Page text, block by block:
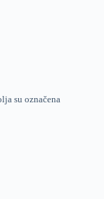
su označena